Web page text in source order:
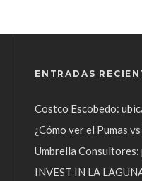
ENTRADAS
Costco Escobedo:
¿Cómo ver el Pumas
Umbrella
INVEST IN LA